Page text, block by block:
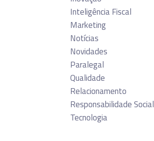
Inteligência Fiscal
Marketing
Notícias
Novidades
Paralegal
Qualidade
Relacionamento
Responsabilidade Social
Tecnologia